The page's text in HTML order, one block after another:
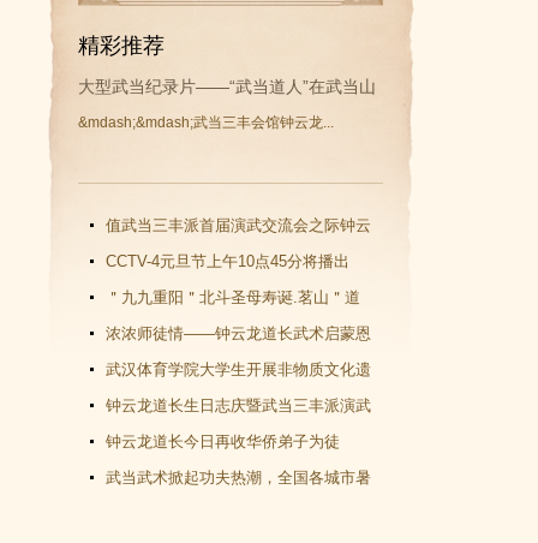
精彩推荐
大型武当纪录片——“武当道人”在武当山
&mdash;&mdash;武当三丰会馆钟云龙...
值武当三丰派首届演武交流会之际钟云
龙道长再收新徒
CCTV-4元旦节上午10点45分将播出
《武当功夫传人 钟云龙》纪录片
＂九九重阳＂北斗圣母寿诞.茗山＂道
教文化＂汇演圆满谢幕
浓浓师徒情——钟云龙道长武术启蒙恩
师千里赴武当会面
武汉体育学院大学生开展非物质文化遗
产（武当武术）调查活动
钟云龙道长生日志庆暨武当三丰派演武
交流大会成功举办
钟云龙道长今日再收华侨弟子为徒
武当武术掀起功夫热潮，全国各城市暑